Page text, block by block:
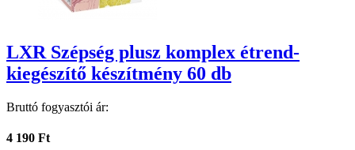
LXR Szépség plusz komplex étrend-
kiegészítő készítmény 60 db
Bruttó fogyasztói ár:
4 190 Ft